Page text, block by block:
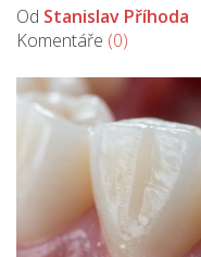
Od Stanislav Příhoda
Komentáře (0)